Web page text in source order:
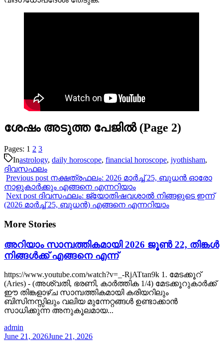
ശേഷം അടുത്ത പേജിൽ (Page 2)
Pages: 1 2 3
Inastrology, daily horoscope, financial horoscope, jyothisham,
ദിവസഫലം
Previous post നക്ഷത്രഫലം: 2026 മാർച്ച് 25, ബുധൻ ഓരോ
നാളുകാർക്കും എങ്ങനെ എന്നറിയാം
Next post ദിവസഫലം: ജ്യോതിഷവശാൽ നിങ്ങളുടെ ഇന്ന്‌
(2026 മാർച്ച് 25, ബുധൻ) എങ്ങനെ എന്നറിയാം
More Stories
അറിയാം സാമ്പത്തികമായി 2026 ജൂൺ 22, തിങ്കൾ
നിങ്ങൾക്ക് എങ്ങനെ എന്ന്
https://www.youtube.com/watch?v=_-RjATtan9k 1. മേടക്കൂറ്
(Aries) - (അശ്വതി, ഭരണി, കാർത്തിക 1/4) മേടക്കൂറുകാർക്ക്
ഈ തിങ്കളാഴ്ച സാമ്പത്തികമായി കരിയറിലും
ബിസിനസ്സിലും വലിയ മുന്നേറ്റങ്ങൾ ഉണ്ടാക്കാൻ
സാധിക്കുന്ന അനുകൂലമായ...
admin
June 21, 2026June 21, 2026